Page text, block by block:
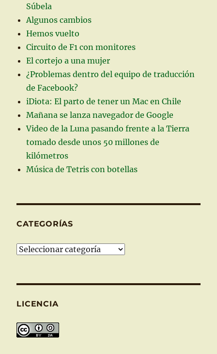
Súbela
Algunos cambios
Hemos vuelto
Circuito de F1 con monitores
El cortejo a una mujer
¿Problemas dentro del equipo de traducción
de Facebook?
iDiota: El parto de tener un Mac en Chile
Mañana se lanza navegador de Google
Video de la Luna pasando frente a la Tierra
tomado desde unos 50 millones de
kilómetros
Música de Tetris con botellas
CATEGORÍAS
Categorías
LICENCIA